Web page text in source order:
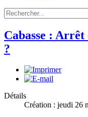
Cabasse :
?
Détails
Création : jeudi 26